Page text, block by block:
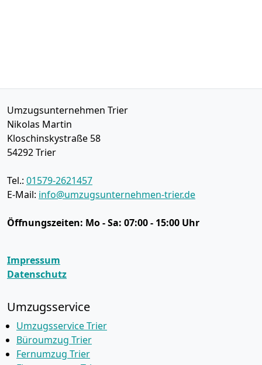
Umzugsunternehmen Trier
Nikolas Martin
Kloschinskystraße 58
54292Trier
Tel.: 01579-2621457
E-Mail: info@umzugsunternehmen-trier.de
Öffnungszeiten: Mo - Sa: 07:00 - 15:00 Uhr
Impressum
Datenschutz
Umzugsservice
Umzugsservice Trier
Büroumzug Trier
Fernumzug Trier